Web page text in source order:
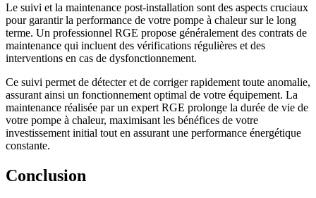
Le suivi et la maintenance post-installation sont des aspects cruciaux
pour garantir la performance de votre pompe à chaleur sur le long
terme. Un professionnel RGE propose généralement des contrats de
maintenance qui incluent des vérifications régulières et des
interventions en cas de dysfonctionnement.
Ce suivi permet de détecter et de corriger rapidement toute anomalie,
assurant ainsi un fonctionnement optimal de votre équipement. La
maintenance réalisée par un expert RGE prolonge la durée de vie de
votre pompe à chaleur, maximisant les bénéfices de votre
investissement initial tout en assurant une performance énergétique
constante.
Conclusion